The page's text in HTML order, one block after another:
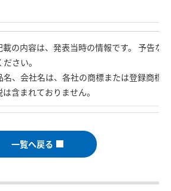
の内容は、発表当時の情報です。 予告な
さい。
、会社名は、各社の商標または登録商標
含まれておりません。
一覧へ戻る